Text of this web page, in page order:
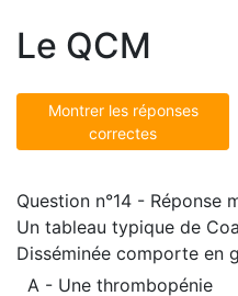
Le QCM
Montrer les réponses
correctes
Question n°14 - Réponse
Un tableau typique de
Disséminée comporte en
A - Une thrombopénie